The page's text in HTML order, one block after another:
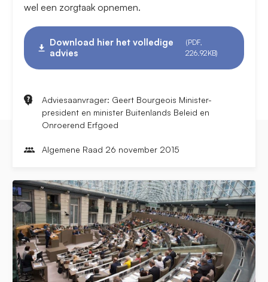
wel een zorgtaak opnemen.
Download hier het volledige
advies
(PDF,
226.92KB)
Adviesaanvrager: Geert Bourgeois Minister-
president en minister Buitenlands Beleid en
Onroerend Erfgoed
Algemene Raad 26 november 2015